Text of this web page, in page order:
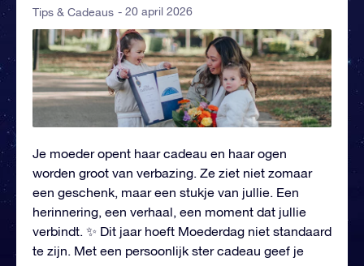
Tips & Cadeaus - 20 april 2026
Je moeder opent haar cadeau en haar ogen
worden groot van verbazing. Ze ziet niet zomaar
een geschenk, maar een stukje van jullie. Een
herinnering, een verhaal, een moment dat jullie
verbindt. ✨ Dit jaar hoeft Moederdag niet standaard
te zijn. Met een persoonlijk ster cadeau geef je